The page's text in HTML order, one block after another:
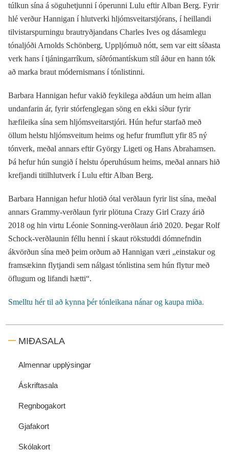
túlkun sína á söguhetjunni í óperunni Lulu eftir Alban Berg. Fyrir
hlé verður Hannigan í hlutverki hljómsveitarstjórans, í heillandi
tilvistarspurningu brautryðjandans Charles Ives og dásamlegu
tónaljóði Arnolds Schönberg, Uppljómuð nótt, sem var eitt síðasta
verk hans í tjáningarríkum, síðrómantískum stíl áður en hann tók
að marka braut módernismans í tónlistinni.
Barbara Hannigan hefur vakið feykilega aðdáun um heim allan
undanfarin ár, fyrir stórfenglegan söng en ekki síður fyrir
hæfileika sína sem hljómsveitarstjóri. Hún hefur starfað með
öllum helstu hljómsveitum heims og hefur frumflutt yfir 85 ný
tónverk, meðal annars eftir György Ligeti og Hans Abrahamsen.
Þá hefur hún sungið í helstu óperuhúsum heims, meðal annars hið
krefjandi titilhlutverk í Lulu eftir Alban Berg.
Barbara Hannigan hefur hlotið ótal verðlaun fyrir list sína, meðal
annars Grammy-verðlaun fyrir plötuna Crazy Girl Crazy árið
2018 og hin virtu Léonie Sonning-verðlaun árið 2020. Þegar Rolf
Schock-verðlaunin féllu henni í skaut rökstuddi dómnefndin
ákvörðun sína með þeim orðum að Hannigan væri „einstakur og
framsækinn flytjandi sem nálgast tónlistina sem hún flytur með
öflugum og lifandi hætti“.
Smelltu hér til að kynna þér tónleikana nánar og kaupa miða.
MIÐASALA
Almennar upplýsingar
Áskriftasala
Regnbogakort
Gjafakort
Skólakort